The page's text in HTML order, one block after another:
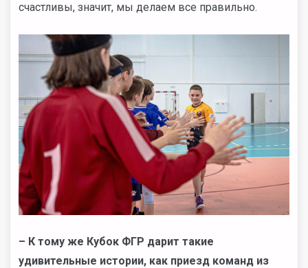
счастливы, значит, мы делаем все правильно.
– К тому же Кубок ФГР дарит такие
удивительные истории, как приезд команд из